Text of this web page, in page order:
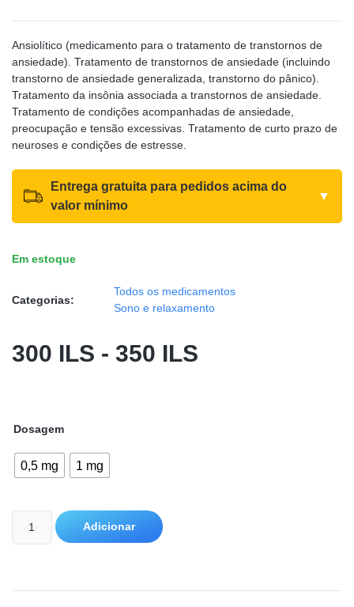
Ansiolítico (medicamento para o tratamento de transtornos de
ansiedade). Tratamento de transtornos de ansiedade (incluindo
transtorno de ansiedade generalizada, transtorno do pânico).
Tratamento da insônia associada a transtornos de ansiedade.
Tratamento de condições acompanhadas de ansiedade,
preocupação e tensão excessivas. Tratamento de curto prazo de
neuroses e condições de estresse.
Entrega gratuita para pedidos acima do
valor mínimo
▼
Em estoque
Categorias:
Todos os medicamentos
Sono e relaxamento
300 ILS - 350 ILS
Dosagem
0,5 mg 1 mg
Adicionar